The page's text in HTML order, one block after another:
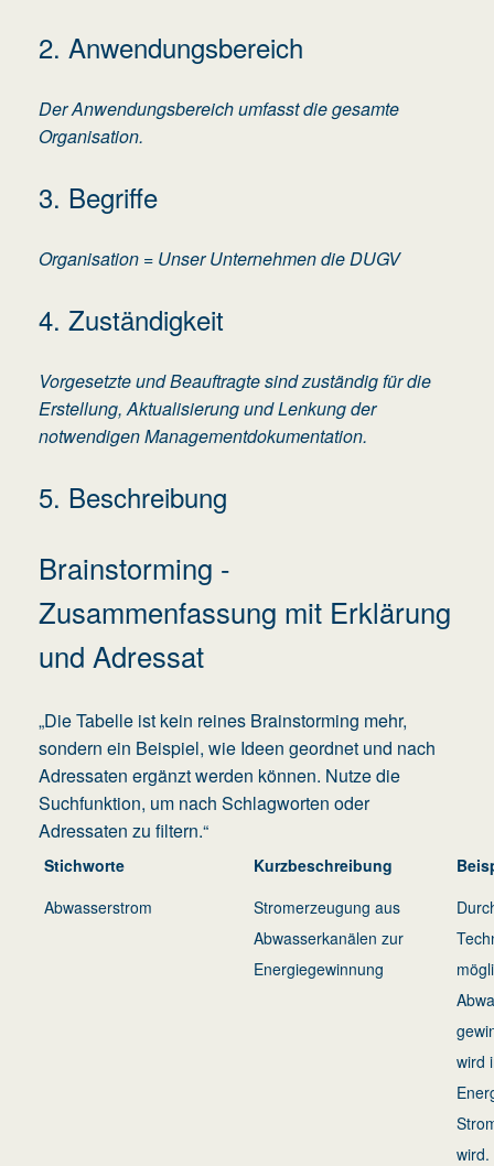
2. Anwendungsbereich
Der Anwendungsbereich umfasst die gesamte
Organisation.
3. Begriffe
Organisation = Unser Unternehmen die DUGV
4. Zuständigkeit
Vorgesetzte und Beauftragte sind zuständig für die
Erstellung, Aktualisierung und Lenkung der
notwendigen Managementdokumentation.
5. Beschreibung
Brainstorming -
Zusammenfassung mit Erklärung
und Adressat
„Die Tabelle ist kein reines Brainstorming mehr,
sondern ein Beispiel, wie Ideen geordnet und nach
Adressaten ergänzt werden können. Nutze die
Suchfunktion, um nach Schlagworten oder
Adressaten zu filtern.“
Stichworte Kurzbeschreibung
Abwasserstrom
Stromerzeugung aus
Abwasserkanälen zur
Energiegewinnung
wird
wird.